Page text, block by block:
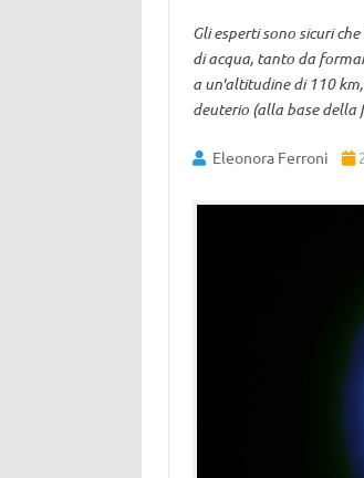
Gli esperti sono sicuri
di acqua, tanto da
a un'altitudine di 110
deuterio (alla base della
Eleonora Ferroni